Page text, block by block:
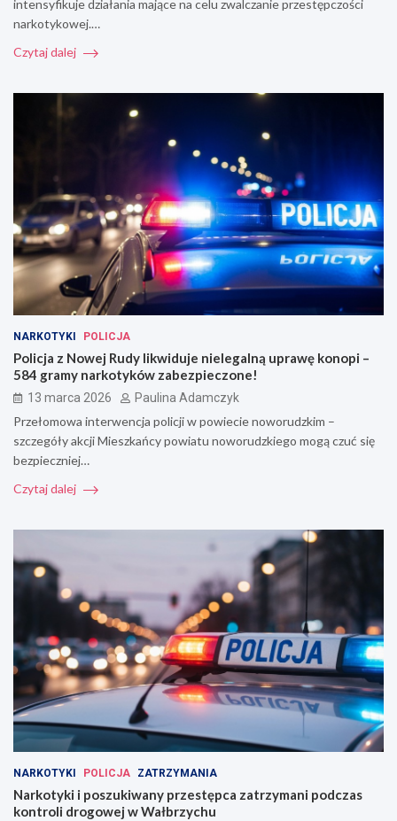
intensyfikuje działania mające na celu zwalczanie przestępczości
narkotykowej.…
Czytaj dalej
NARKOTYKI POLICJA
Policja z Nowej Rudy likwiduje nielegalną uprawę konopi –
584 gramy narkotyków zabezpieczone!
13 marca 2026 Paulina Adamczyk
Przełomowa interwencja policji w powiecie noworudzkim –
szczegóły akcji Mieszkańcy powiatu noworudzkiego mogą czuć się
bezpieczniej…
Czytaj dalej
NARKOTYKI POLICJA ZATRZYMANIA
Narkotyki i poszukiwany przestępca zatrzymani podczas
kontroli drogowej w Wałbrzychu